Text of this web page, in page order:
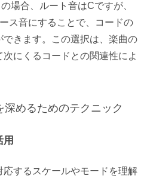
場合、ルート音はCですが、
ス音にすることで、コードの
きます。この選択は、楽曲の
にくるコードとの関連性によ
めるためのテクニック
用
するスケールやモードを理解